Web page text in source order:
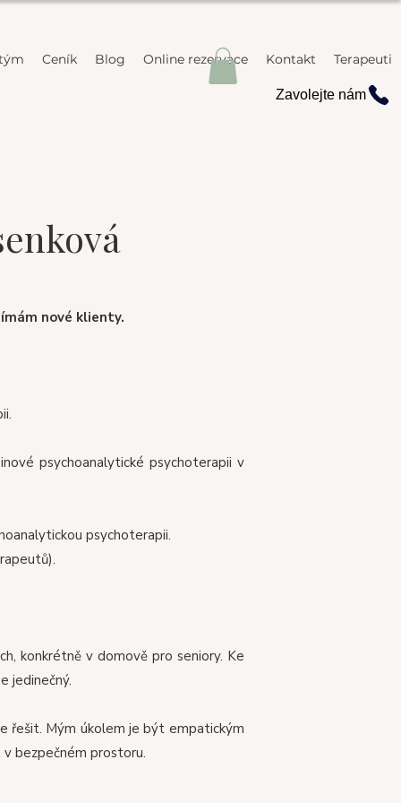
Zavolejte nám
Ceník Blog Online rezervace Kontakt Terapeuti
nové klienty.
psychoanalytické psychoterapii v
psychoterapii.
konkrétně v domově pro seniory. Ke
jedinečný.
řešit. Mým úkolem je být empatickým
bezpečném prostoru.